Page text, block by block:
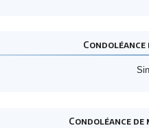
Condoléance
Condoléance de